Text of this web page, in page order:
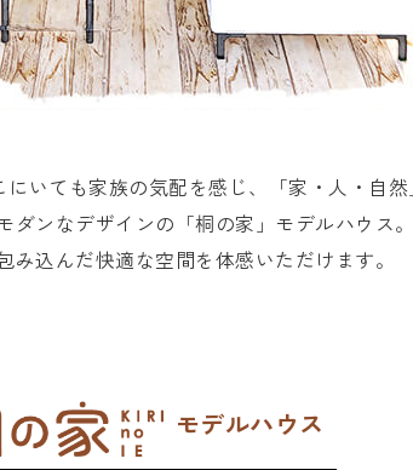
いても家族の気配を感じ、「家・人・自
ンなデザインの「桐の家」モデルハウス
込んだ快適な空間を体感いただけます。
モデルハウス